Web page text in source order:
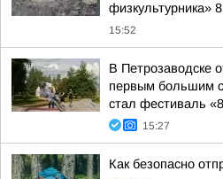
физкультурника» 8
15:52
В Петрозаводске
первым большим
стал фестиваль
15:27
Как безопасно